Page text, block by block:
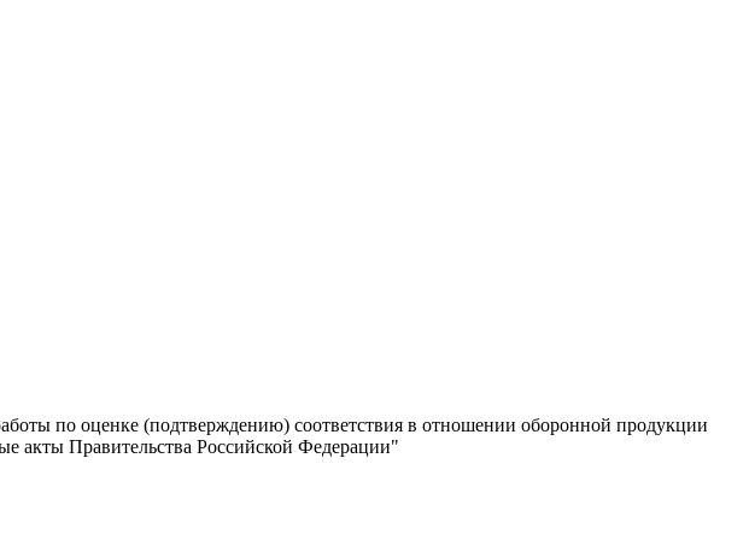
по оценке (подтверждению) соответствия в отношении оборонной продукции
акты Правительства Российской Федерации"